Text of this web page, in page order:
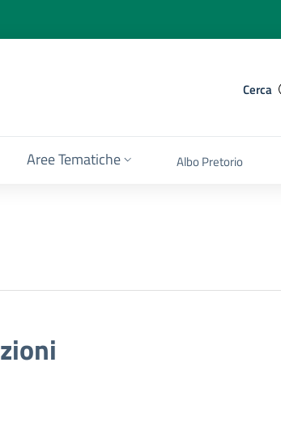
Cerca
Aree Tematiche Albo Pretorio